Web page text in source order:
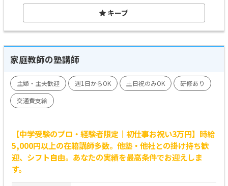
キープ
家庭教師の塾講師
主婦・主夫歓迎 週1日からOK 土日祝のみOK
研修あり
交通費支給
【中学受験のプロ・経験者限定｜初仕事お祝い3万円】時給
5,000円以上の在籍講師多数。他塾・他社との掛け持ち歓
迎、シフト自由。あなたの実績を最高条件でお迎えしま
す。